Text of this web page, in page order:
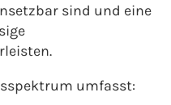
sind und eine
umfasst: